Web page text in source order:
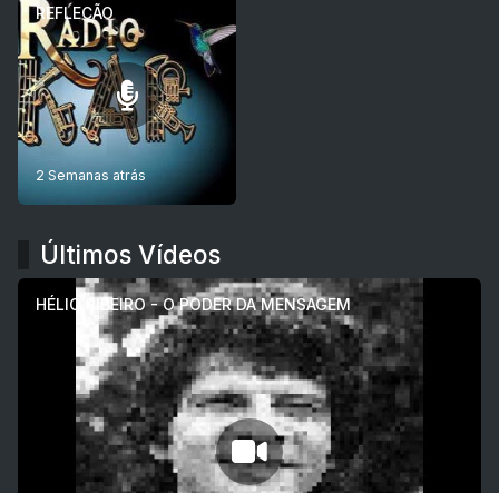
REFLEÇÃO
2 Semanas atrás
Últimos Vídeos
HÉLIO RIBEIRO - O PODER DA MENSAGEM